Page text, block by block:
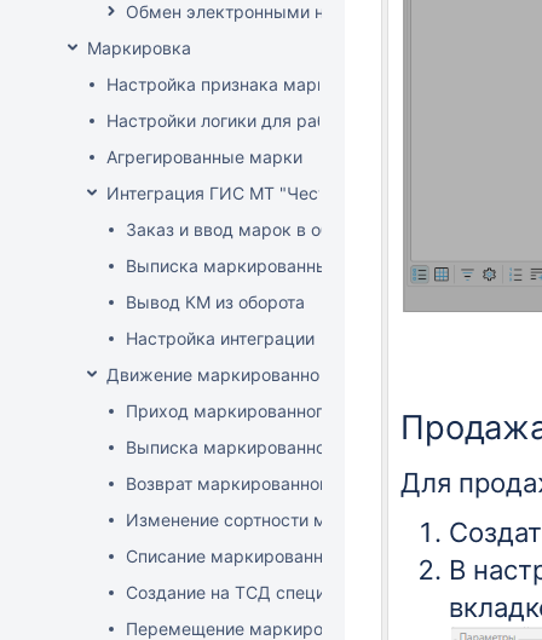
Обмен электронными накладными с
Маркировка
Настройка признака маркировки для товаров
Настройки логики для работы с маркированным
Агрегированные марки
Интеграция ГИС МТ "Честный знак" (РФ)
Заказ и ввод марок в оборот
Выписка маркированных товаров
Вывод КМ из оборота
Настройка интеграции
Движение маркированного товара
Приход маркированного товара
Выписка маркированного товара
Возврат маркированного товара
Изменение сортности маркированного товара
Списание маркированного товара
Создание на ТСД спецификации документа с
Перемещение маркированного товара
Для
В